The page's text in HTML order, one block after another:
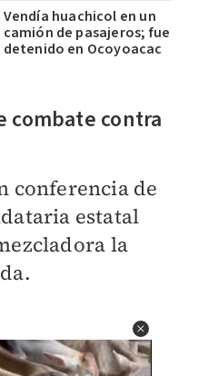
Vendía huachicol en un
camión de pasajeros; fue
detenido en Ocoyoacac
combate contra
conferencia de
estatal
la